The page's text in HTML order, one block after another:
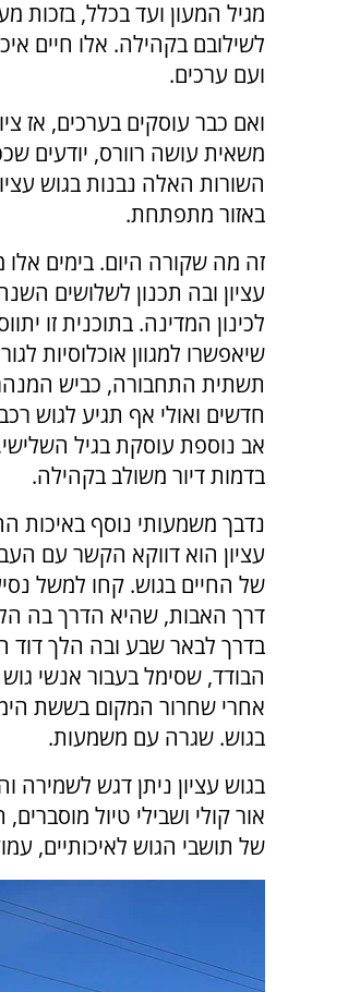
מגיל המעון ועד בכלל, בזכות
לשילובם בקהילה. אלו חיים
ועם ערכים.
ואם כבר עוסקים בערכים, אז
משאית עושה רוורס, יודעים
באזור מתפתחת.
זה מה שקורה היום. בימים
עציון ובה תכנון לשלושים
לכינון המדינה. בתוכנית זו
שיאפשרו למגוון אוכלוסיות
תשתית התחבורה, כביש
חדשים ואולי אף תגיע לגוש
אב נוספת עוסקת בגיל
בדמות דיור משולב בקהילה.
נדבך משמעותי נוסף באיכות
עציון הוא דווקא הקשר עם
של החיים בגוש. קחו למשל
דרך האבות, שהיא הדרך בה
בדרך לבאר שבע ובה הלך דוד
הבודד, שסימל בעבור אנשי
אחרי שחרור המקום בששת
בגוש. שגרה עם משמעות.
בגוש עציון ניתן דגש
אור קולי ושבילי טיול
של תושבי הגוש לאיכותיים,